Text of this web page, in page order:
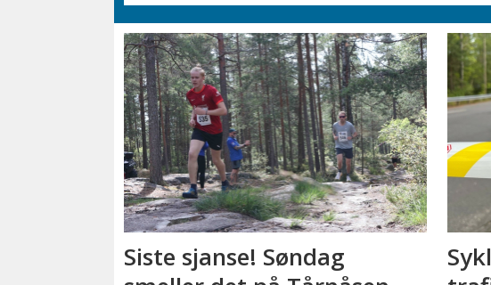
Siste sjanse! Søndag